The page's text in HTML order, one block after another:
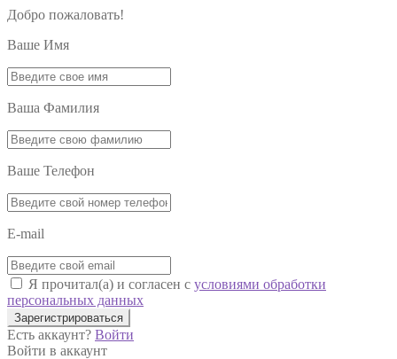
Добро пожаловать!
Ваше Имя
Ваша Фамилия
Ваше Телефон
E-mail
Я прочитал(а) и согласен с условиями обработки
персональных данных
Зарегистрироваться
Есть аккаунт? Войти
Войти в аккаунт